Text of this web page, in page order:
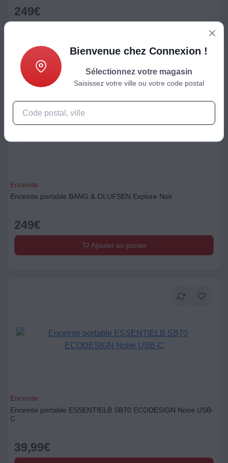
249€
Enceinte
Enceinte portable BANG & OLUFSEN Explore Noir
249€
Ajouter au panier
Enceinte
Enceinte portable ESSENTIELB SB70 ECODESIGN Noire USB-
C
39,99€
Bienvenue chez Connexion !
Sélectionnez votre magasin
Saisissez votre ville ou votre code postal